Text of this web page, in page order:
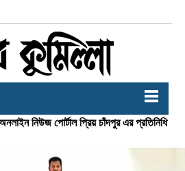
নিউজ পোর্টাল প্রিয় চাঁদপুর এর প্রতিনিধি